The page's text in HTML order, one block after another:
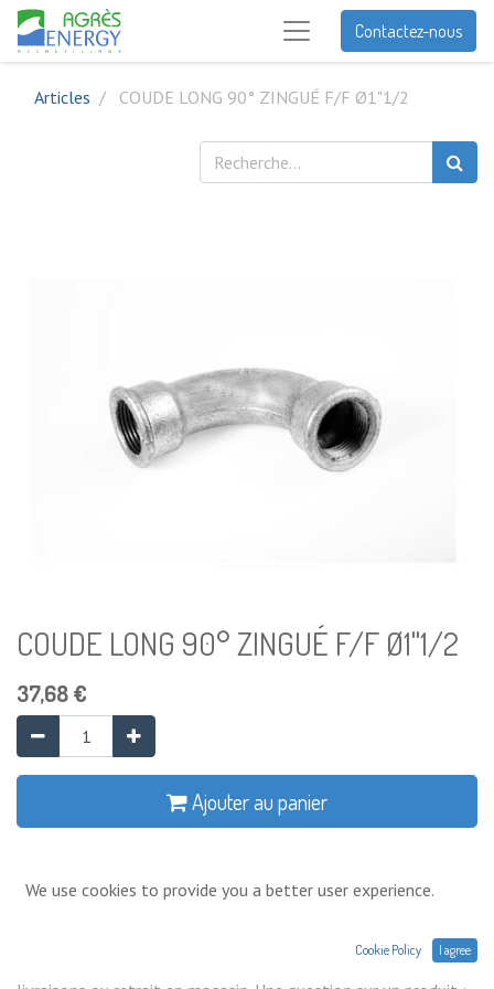
Contactez-nous
Articles COUDE LONG 90° ZINGUÉ F/F Ø1"1/2
COUDE LONG 90° ZINGUÉ F/F Ø1"1/2
37,68€
Ajouter au panier
Prix exprimés Hors TVA. Expéditions,
We use cookies to provide you a better user experience.
Cookie Policy I agree